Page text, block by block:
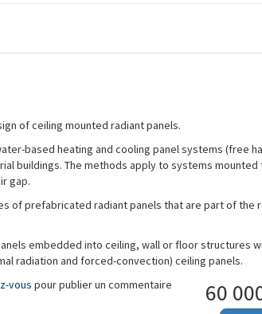
of ceiling mounted radiant panels.
based heating and cooling panel systems (free
buildings. The methods apply to systems mounted
gap.
of prefabricated radiant panels that are part of the
embedded into ceiling, wall or floor structures
radiation and forced-convection) ceiling panels.
60
vous pour publier un commentaire